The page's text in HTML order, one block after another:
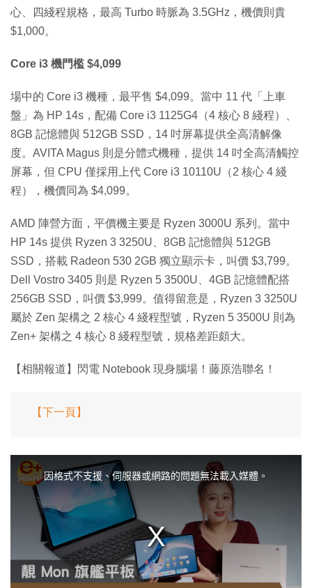
心、四綫程規格，最高 Turbo 時脈為 3.5GHz，機價則貴
$1,000。
Core i3 機門檻 $4,099
場中的 Core i3 機種，最平售 $4,099。當中 11 代「上車
盤」為 HP 14s，配備 Core i3 1125G4（4 核心 8 綫程）、
8GB 記憶體與 512GB SSD，14 吋屏幕提供全高清解像
度。AVITA Magus 則是分體式機種，提供 14 吋全高清觸控
屏幕，但 CPU 僅採用上代 Core i3 10110U（2 核心 4 綫
程），機價同為 $4,099。
AMD 陣營方面，平價機主要是 Ryzen 3000U 系列。當中
HP 14s 提供 Ryzen 3 3250U、8GB 記憶體與 512GB
SSD，搭載 Radeon 530 2GB 獨立顯示卡，叫價 $3,799。
Dell Vostro 3405 則是 Ryzen 5 3500U、4GB 記憶體配搭
256GB SSD，叫價 $3,999。值得留意是，Ryzen 3 3250U
屬於 Zen 架構之 2 核心 4 綫程型號，Ryzen 5 3500U 則為
Zen+ 架構之 4 核心 8 綫程型號，規格差距頗大。
【相關報道】閃電 Notebook 現身腦場！藤原浩聯名！
【下一頁】
d
.
因格式不支援、伺服器或網路的問題無法載入媒體。